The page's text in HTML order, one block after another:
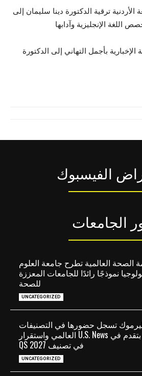
ترقية الدكتورة دينا سليمان إلى
اللغة الإنجليزية وآدابها
بأجمل التهاني إلى الدكتورة
الفيسبوك
الجامعات
الصحة العالمية تطرح جامعة العلوم
نموذجًا رائدًا للجامعات المعززة
للصحة
UNCATEGORIZED
تسجل حضورها في التصنيفات
الدولية بتقدم في U.S. News العالمي واستقرار
في تصنيف QS 2027
UNCATEGORIZED